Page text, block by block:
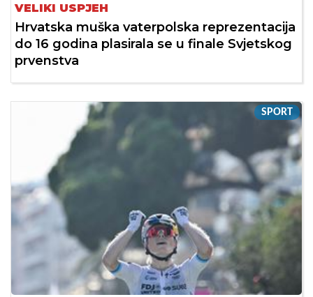
VELIKI USPJEH
Hrvatska muška vaterpolska reprezentacija
do 16 godina plasirala se u finale Svjetskog
prvenstva
SPORT